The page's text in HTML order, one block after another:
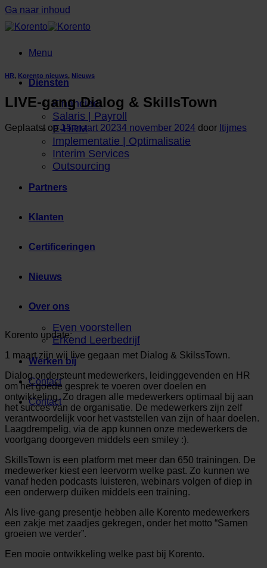
Ga naar inhoud
Menu
Diensten
Financieel
Salaris | Payroll
E-HRM
Implementatie | Optimalisatie
Interim Services
Outsourcing
Partners
Klanten
Certificeringen
Nieuws
Over ons
Even voorstellen
Erkend Leerbedrijf
Werken bij
Contact
Contact
HR, Korento nieuws, Nieuws
LIVE-gang Dialog & SkillsTown
Geplaatst op15 maart 20234 november 2024 door ltijmes
Korento update:
1 maart zijn wij live gegaan met Dialog & SkilssTown.
Dialog ondersteunt medewerkers, leidinggevenden en HR
om het goede gesprek te voeren over doelen en
ontwikkeling. Zo dragen alle medewerkers optimaal bij aan
het succes van de organisatie. De medewerkers zijn zelf
verantwoordelijk voor het vaststellen van zijn of haar doelen.
Laagdrempelig, via de app kunnen onze medewerkers de
voortgang doorgeven middels een smiley :).
SkillsTown is een platform met meer dan 650 trainingen. De
medewerker kiest een leervorm welke past. Zo kunnen we
vanaf heden podcasts luisteren, webinars volgen of diep in
een onderwerp duiken middels een training.
Als live-gang presentje hebben alle Korento medewerkers
een zakje met zaadjes gekregen, onder het motto “Samen
groeien we verder”.
Een mooie ontwikkeling welke past bij Korento.